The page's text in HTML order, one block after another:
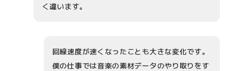
く違います。
回線速度が速くなったことも大きな変化です。
僕の仕事では音楽の素材データのやり取りをす